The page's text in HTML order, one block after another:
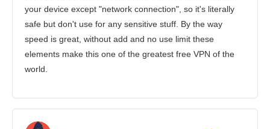
your device except "network connection", so it's literally
safe but don't use for any sensitive stuff. By the way
speed is great, without add and no use limit these
elements make this one of the greatest free VPN of the
world.